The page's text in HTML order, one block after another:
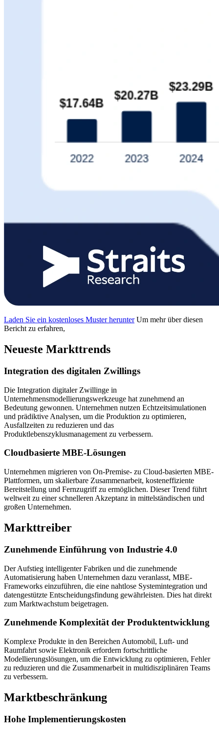
Laden Sie ein kostenloses Muster herunter Um mehr über diesen
Bericht zu erfahren,
Neueste Markttrends
Integration des digitalen Zwillings
Die Integration digitaler Zwillinge in
Unternehmensmodellierungswerkzeuge hat zunehmend an
Bedeutung gewonnen. Unternehmen nutzen Echtzeitsimulationen
und prädiktive Analysen, um die Produktion zu optimieren,
Ausfallzeiten zu reduzieren und das
Produktlebenszyklusmanagement zu verbessern.
Cloudbasierte MBE-Lösungen
Unternehmen migrieren von On-Premise- zu Cloud-basierten MBE-
Plattformen, um skalierbare Zusammenarbeit, kosteneffiziente
Bereitstellung und Fernzugriff zu ermöglichen. Dieser Trend führt
weltweit zu einer schnelleren Akzeptanz in mittelständischen und
großen Unternehmen.
Markttreiber
Zunehmende Einführung von Industrie 4.0
Der Aufstieg intelligenter Fabriken und die zunehmende
Automatisierung haben Unternehmen dazu veranlasst, MBE-
Frameworks einzuführen, die eine nahtlose Systemintegration und
datengestützte Entscheidungsfindung gewährleisten. Dies hat direkt
zum Marktwachstum beigetragen.
Zunehmende Komplexität der Produktentwicklung
Komplexe Produkte in den Bereichen Automobil, Luft- und
Raumfahrt sowie Elektronik erfordern fortschrittliche
Modellierungslösungen, um die Entwicklung zu optimieren, Fehler
zu reduzieren und die Zusammenarbeit in multidisziplinären Teams
zu verbessern.
Marktbeschränkung
Hohe Implementierungskosten